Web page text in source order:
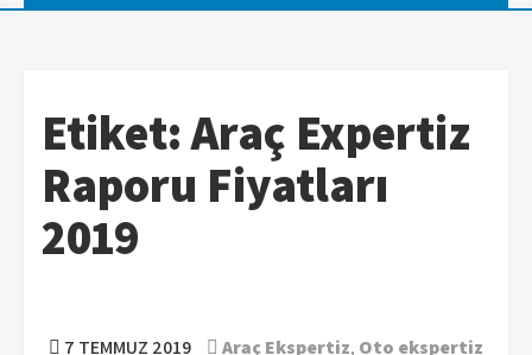
Etiket:Araç Expertiz
Raporu Fiyatları
2019
7 TEMMUZ 2019 Araç Ekspertiz, Oto ekspertiz